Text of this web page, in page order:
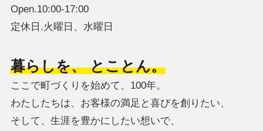
Open.10:00-17:00
定休日.火曜日、水曜日
暮らしを、 とことん。
ここで町づくりを始めて、100年。
わたしたちは、お客様の満足と喜びを創りたい、
そして、生涯を豊かにしたい想いで、